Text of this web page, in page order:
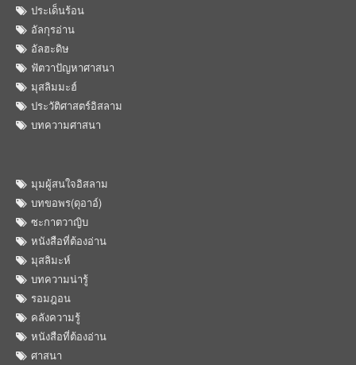
ประเด็นร้อน
อัลกุรอ่าน
อัลฮะดิษ
ฟัตวาปัญหาศาสนา
มุสลิมมะฮ์
ประวัติศาสตร์อิสลาม
บทความศาสนา
มุมผู้สนใจอิสลาม
บทขอพร(ดุอาอ์)
ซะกาตวาญิบ
หนังสือที่ต้องอ่าน
มุสลิมะห์
บทความน่ารู้
รอมฎอน
คลังความรู้
หนังสือที่ต้องอ่าน
ศาสนา